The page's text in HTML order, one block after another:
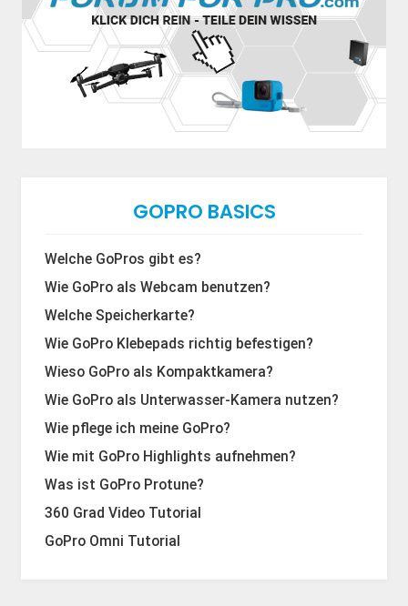
GOPRO BASICS
Welche GoPros gibt es?
Wie GoPro als Webcam benutzen?
Welche Speicherkarte?
Wie GoPro Klebepads richtig befestigen?
Wieso GoPro als Kompaktkamera?
Wie GoPro als Unterwasser-Kamera nutzen?
Wie pflege ich meine GoPro?
Wie mit GoPro Highlights aufnehmen?
Was ist GoPro Protune?
360 Grad Video Tutorial
GoPro Omni Tutorial